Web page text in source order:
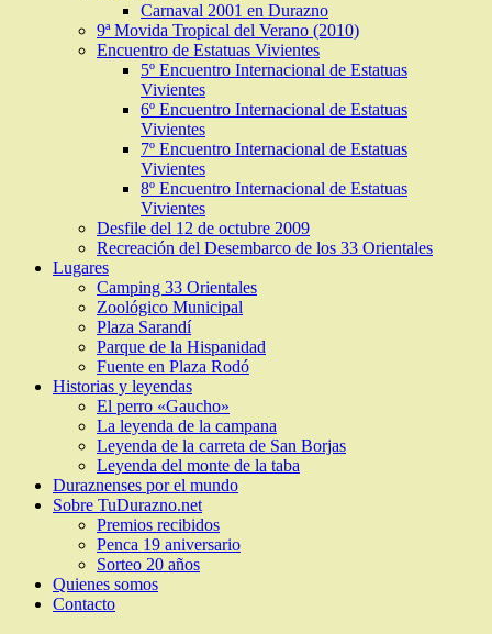
Carnaval 2001 en Durazno
9ª Movida Tropical del Verano (2010)
Encuentro de Estatuas Vivientes
5º Encuentro Internacional de Estatuas
Vivientes
6º Encuentro Internacional de Estatuas
Vivientes
7º Encuentro Internacional de Estatuas
Vivientes
8º Encuentro Internacional de Estatuas
Vivientes
Desfile del 12 de octubre 2009
Recreación del Desembarco de los 33 Orientales
Lugares
Camping 33 Orientales
Zoológico Municipal
Plaza Sarandí
Parque de la Hispanidad
Fuente en Plaza Rodó
Historias y leyendas
El perro «Gaucho»
La leyenda de la campana
Leyenda de la carreta de San Borjas
Leyenda del monte de la taba
Duraznenses por el mundo
Sobre TuDurazno.net
Premios recibidos
Penca 19 aniversario
Sorteo 20 años
Quienes somos
Contacto